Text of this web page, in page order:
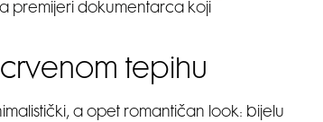
premijeri dokumentarca koji
tepihu
a opet romantičan look: bijelu